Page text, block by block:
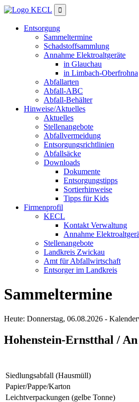

Entsorgung
Sammeltermine
Schadstoffsammlung
Annahme Elektroaltgeräte
in Glauchau
in Limbach-Oberfrohna
Abfallarten
Abfall-ABC
Abfall-Behälter
Hinweise/Aktuelles
Aktuelles
Stellenangebote
Abfallvermeidung
Entsorgungsrichtlinien
Abfallsäcke
Downloads
Dokumente
Entsorgungstipps
Sortierhinweise
Tipps für Kids
Firmenprofil
KECL
Kontakt Verwaltung
Annahme
Stellenangebote
Landkreis Zwickau
Amt für Abfallwirtschaft
Entsorger im Landkreis
Sammeltermine
Heute: Donnerstag, 06.08.2026 -
Hohenstein-Ernstthal /
Siedlungsabfall (Hausmüll)
Papier/Pappe/Karton
Leichtverpackungen (gelbe Tonne)